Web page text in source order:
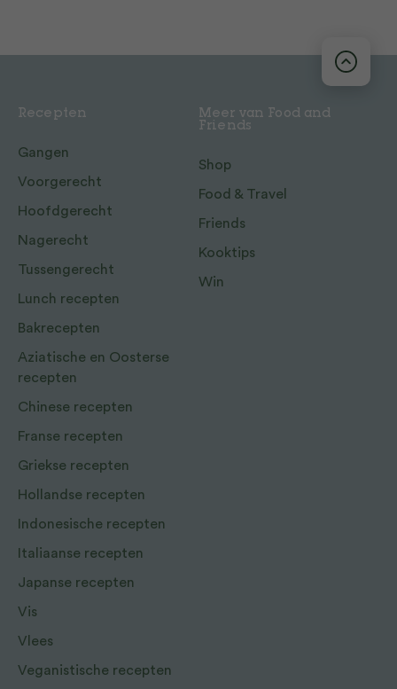
Recepten
Gangen
Voorgerecht
Hoofdgerecht
Nagerecht
Tussengerecht
Lunch recepten
Bakrecepten
Aziatische en Oosterse
recepten
Chinese recepten
Franse recepten
Griekse recepten
Hollandse recepten
Indonesische recepten
Italiaanse recepten
Japanse recepten
Vis
Vlees
Veganistische recepten
Meer van Food and
Friends
Shop
Food & Travel
Friends
Kooktips
Win